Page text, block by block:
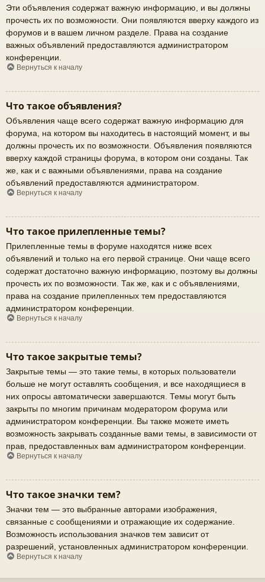
Эти объявления содержат важную информацию, и вы должны
прочесть их по возможности. Они появляются вверху каждого из
форумов и в вашем личном разделе. Права на создание
важных объявлений предоставляются администратором
конференции.
Вернуться к началу
Что такое объявления?
Объявления чаще всего содержат важную информацию для
форума, на котором вы находитесь в настоящий момент, и вы
должны прочесть их по возможности. Объявления появляются
вверху каждой страницы форума, в котором они созданы. Так
же, как и с важными объявлениями, права на создание
объявлений предоставляются администратором.
Вернуться к началу
Что такое прилепленные темы?
Прилепленные темы в форуме находятся ниже всех
объявлений и только на его первой странице. Они чаще всего
содержат достаточно важную информацию, поэтому вы должны
прочесть их по возможности. Так же, как и с объявлениями,
права на создание прилепленных тем предоставляются
администратором конференции.
Вернуться к началу
Что такое закрытые темы?
Закрытые темы — это такие темы, в которых пользователи
больше не могут оставлять сообщения, и все находящиеся в
них опросы автоматически завершаются. Темы могут быть
закрыты по многим причинам модератором форума или
администратором конференции. Вы также можете иметь
возможность закрывать созданные вами темы, в зависимости от
прав, предоставленных вам администратором конференции.
Вернуться к началу
Что такое значки тем?
Значки тем — это выбранные авторами изображения,
связанные с сообщениями и отражающие их содержание.
Возможность использования значков тем зависит от
разрешений, установленных администратором конференции.
Вернуться к началу